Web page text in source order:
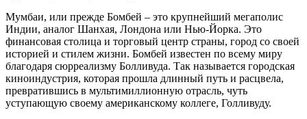
Мумбаи, или прежде Бомбей – это крупнейший мегаполис
Индии, аналог Шанхая, Лондона или Нью-Йорка. Это
финансовая столица и торговый центр страны, город со своей
историей и стилем жизни. Бомбей известен по всему миру
благодаря сюрреализму Болливуда. Так называется городская
киноиндустрия, которая прошла длинный путь и расцвела,
превратившись в мультимиллионную отрасль, чуть
уступающую своему американскому коллеге, Голливуду.